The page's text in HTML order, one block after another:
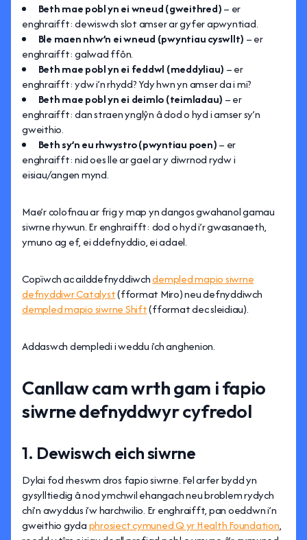
Beth mae pobl yn ei wneud (gweithred)– er
enghraifft: dewiswch slot amser ar gyfer apwyntiad.
Ble maen nhw’n ei wneud (pwyntiau cyswllt) – er
enghraifft: galwad ffôn.
Beth mae pobl yn ei feddwl (meddyliau) – er
enghraifft: ydw i’n rhydd? Ydy hwn yn amser da i mi?
Beth mae pobl yn ei deimlo (teimladau) – er
enghraifft: dan straen ynglŷn â dod o hyd i amser sy’n
gweithio.
Beth sy’n eu rhwystro (pwyntiau poen)– er
enghraifft: nid oes lle ar gael ar y diwrnod rydw i
eisiau/angen mynd.
Mae’r colofnau ar frig y map yn dangos gwahanol gamau
siwrne rhywun. Er enghraifft: dod o hyd i’r gwasanaeth,
ymuno ag ef, ei ddefnyddio, ei adael.
Copïwch ac ailddefnyddiwchdempled mapio siwrne
defnyddiwr Catalyst(fformat Miro) neu defnyddiwch
dempled mapio siwrne Shift(fformat dec sleidiau).
Addaswch dempledi i weddu i’ch anghenion.
Canllaw cam wrth gam i fapio
siwrne defnyddwyr cyfredol
1. Dewiswch eich siwrne
Dylai fod rheswm dros fapio siwrne. Fel arfer bydd yn
gysylltiedig â nod ymchwil ehangach neu broblem rydych
chi’n awyddus i’w harchwilio. Er enghraifft, pan oeddwn i’n
gweithio gydaphrosiect cymuned Q yr Health Foundation,